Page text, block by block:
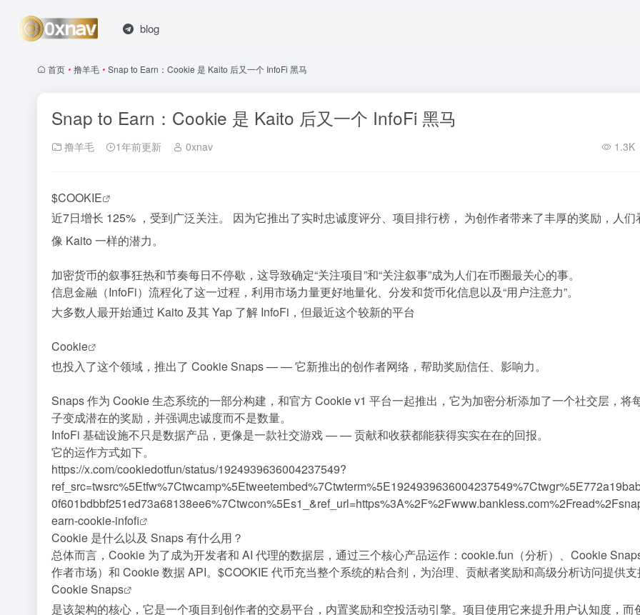
blog
首页 • 撸羊毛 • Snap to Earn：Cookie 是 Kaito 后又一个 InfoFi 黑马
Snap to Earn：Cookie 是 Kaito 后又一个 InfoFi 黑马
撸羊毛 1年前更新 0xnav 1.3K
$COOKIE
近7日增长 125% ，受到广泛关注。 因为它推出了实时忠诚度评分、项目排行榜， 为创作者带来了丰厚的奖励，人们
像 Kaito 一样的潜力。
加密货币的叙事狂热和节奏每日不停歇，这导致确定“关注项目”和“关注叙事”成为人们在币圈最关心的事。
信息金融（InfoFi）流程化了这一过程，利用市场力量更好地量化、分发和货币化信息以及“用户注意力”。
大多数人最开始通过 Kaito 及其 Yap 了解 InfoFi，但最近这个较新的平台
Cookie
也投入了这个领域，推出了 Cookie Snaps — — 它新推出的创作者网络，帮助奖励信任、影响力。
Snaps 作为 Cookie 生态系统的一部分构建，和官方 Cookie v1 平台一起推出，它为加密分析添加了一个社交层，将
子变成潜在的奖励，并强调忠诚度而不是数量。
InfoFi 基础设施不只是数据产品，更像是一款社交游戏 — — 贡献和收获都能获得实实在在的回报。
它的运作方式如下。
https://x.com/cookiedotfun/status/1924939636004237549?
earn-cookie-infofi
Cookie 是什么以及 Snaps 有什么用？
总体而言，Cookie 为了成为开发者和 AI 代理的数据层，通过三个核心产品运作： cookie.fun （分析）、 Cookie
作者市场）和 Cookie 数据 API。$COOKIE 代币充当整个系统的粘合剂，为治理、贡献者奖励和高级分析访问提供
Cookie Snaps
是该架构的核心，它是一个项目到创作者的交易平台，内置奖励和空投活动引擎。项目使用它来提升用户认知度，而